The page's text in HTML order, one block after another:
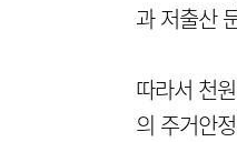
과 저출산
따라서 천
의 주거안